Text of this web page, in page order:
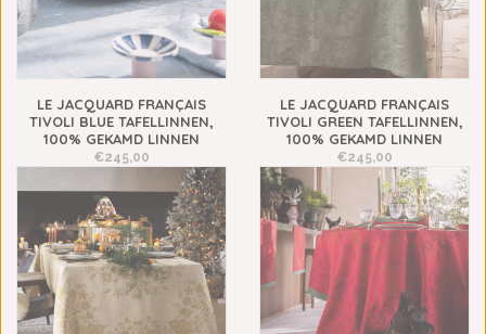
LE JACQUARD FRANÇAIS
TIVOLI BLUE TAFELLINNEN,
100% GEKAMD LINNEN
€245,00
LE JACQUARD FRANÇAIS
TIVOLI GREEN TAFELLINNEN,
100% GEKAMD LINNEN
€245,00